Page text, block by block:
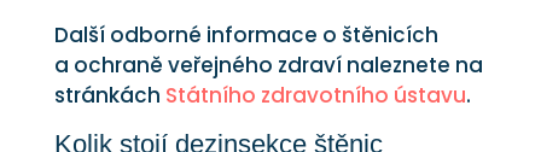
Další odborné informace o štěnicích
a ochraně veřejného zdraví naleznete na
stránkách Státního zdravotního ústavu.
Kolik stojí dezinsekce štěnic